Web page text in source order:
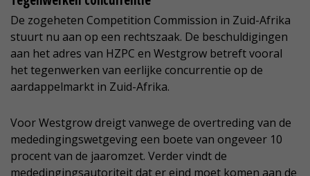
De zogeheten Competition Commission in Zuid-Afrika
stuurt nu aan op een rechtszaak. De beschuldigingen
aan het adres van HZPC en Westgrow betreft vooral
het tegenwerken van eerlijke concurrentie op de
aardappelmarkt in Zuid-Afrika.
Voor Westgrow dreigt vanwege de overtreding van de
mededingingswetgeving een boete van ongeveer 10
procent van de jaaromzet. Verder vindt de
mededingingsautoriteit dat er eind moet komen aan de